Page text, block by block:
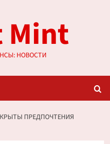
Mint
НОВОСТИ
ПРЕДПОЧТЕНИЯ